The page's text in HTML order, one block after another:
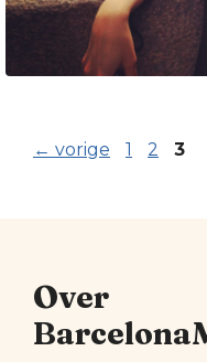
← vorige Pagina
1 Pagina
2 3
Over